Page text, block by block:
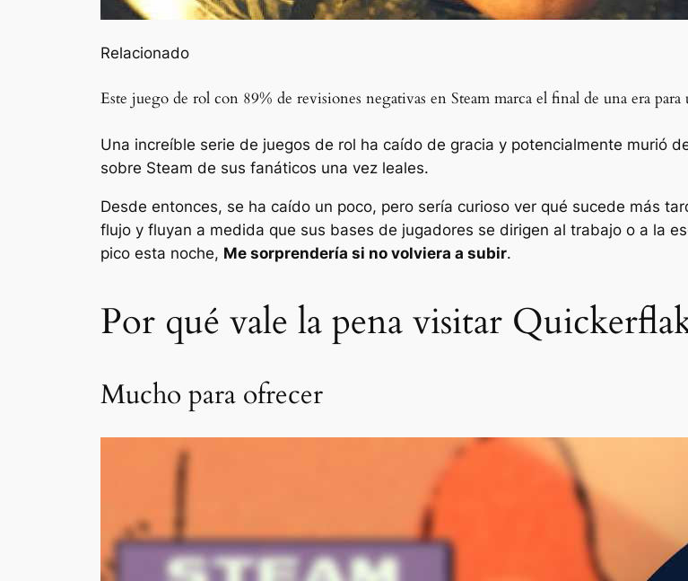
Relacionado
Este juego de rol con 89% de revisiones negativas en Steam marca el final de una era para
Una increíble serie de juegos de rol ha caído de gracia y potencialmente murió
sobre Steam de sus fanáticos una vez leales.
Desde entonces, se ha caído un poco, pero sería curioso ver qué sucede más
flujo y fluyan a medida que sus bases de jugadores se dirigen al trabajo o a la
pico esta noche, Me sorprendería si no volviera a subir.
Por qué vale la pena visitar
Mucho para ofrecer